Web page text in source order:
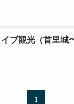
ブ観光（首里城
1